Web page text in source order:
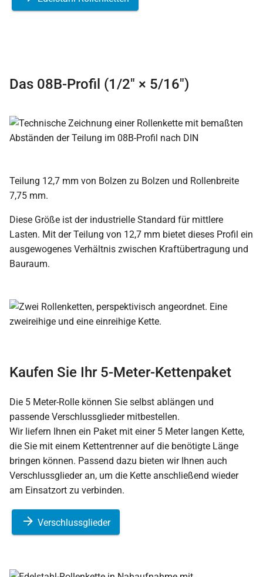
Das 08B-Profil (1/2″ × 5/16″)
Teilung 12,7 mm von Bolzen zu Bolzen und Rollenbreite
7,75 mm.
Diese Größe ist der industrielle Standard für mittlere
Lasten. Mit der Teilung von 12,7 mm bietet dieses Profil ein
ausgewogenes Verhältnis zwischen Kraftübertragung und
Bauraum.
Kaufen Sie Ihr 5-Meter-Kettenpaket
Die 5 Meter-Rolle können Sie selbst ablängen und
passende Verschlussglieder mitbestellen.
Wir liefern Ihnen ein Paket mit einer 5 Meter langen Kette,
die Sie mit einem Kettentrenner auf die benötigte Länge
bringen können. Passend dazu bieten wir Ihnen auch
Verschlussglieder an, um die Kette anschließend wieder
am Einsatzort zu verbinden.
Verschlussglieder